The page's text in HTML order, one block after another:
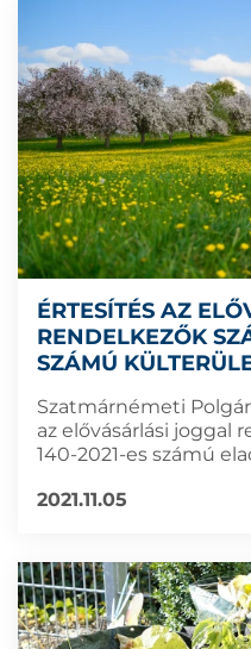
ÉRTESÍTÉS AZ
RENDELKEZŐK
SZÁMÚ
Szatmárnémeti
az elővásárlási joggal
140-2021-es számú
2021.11.05